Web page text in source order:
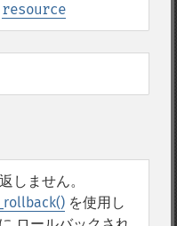
resource
しません。
を使用し